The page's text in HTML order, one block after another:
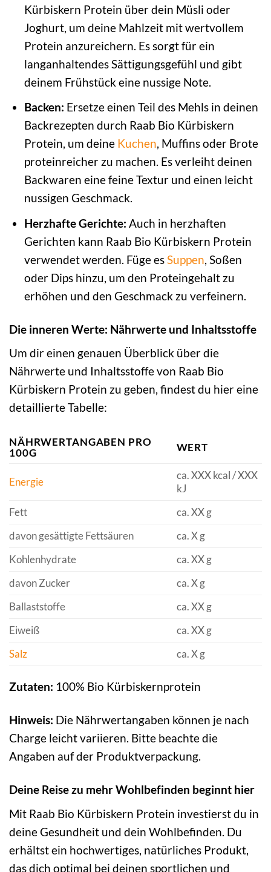
Kürbiskern Protein über dein Müsli oder
Joghurt, um deine Mahlzeit mit wertvollem
Protein anzureichern. Es sorgt für ein
langanhaltendes Sättigungsgefühl und gibt
deinem Frühstück eine nussige Note.
Backen: Ersetze einen Teil des Mehls in deinen
Backrezepten durch Raab Bio Kürbiskern
Protein, um deine Kuchen, Muffins oder Brote
proteinreicher zu machen. Es verleiht deinen
Backwaren eine feine Textur und einen leicht
nussigen Geschmack.
Herzhafte Gerichte: Auch in herzhaften
Gerichten kann Raab Bio Kürbiskern Protein
verwendet werden. Füge esSuppen, Soßen
oder Dips hinzu, um den Proteingehalt zu
erhöhen und den Geschmack zu verfeinern.
Die inneren Werte: Nährwerte und Inhaltsstoffe
Um dir einen genauen Überblick über die
Nährwerte und Inhaltsstoffe von Raab Bio
Kürbiskern Protein zu geben, findest du hier eine
detaillierte Tabelle:
NÄHRWERTANGABEN PRO
100G
WERT
Energie
ca. XXX kcal / XXX
kJ
Fett
ca. XX g
davon gesättigte Fettsäuren
ca. X g
Kohlenhydrate
ca. XX g
davon Zucker
ca. X g
Ballaststoffe
ca. XX g
Eiweiß
ca. XX g
Salz
ca. X g
Zutaten: 100% Bio Kürbiskernprotein
Hinweis: Die Nährwertangaben können je nach
Charge leicht variieren. Bitte beachte die
Angaben auf der Produktverpackung.
Deine Reise zu mehr Wohlbefinden beginnt hier
Mit Raab Bio Kürbiskern Protein investierst du in
deine Gesundheit und dein Wohlbefinden. Du
erhältst ein hochwertiges, natürliches Produkt,
das dich optimal bei deinen sportlichen und